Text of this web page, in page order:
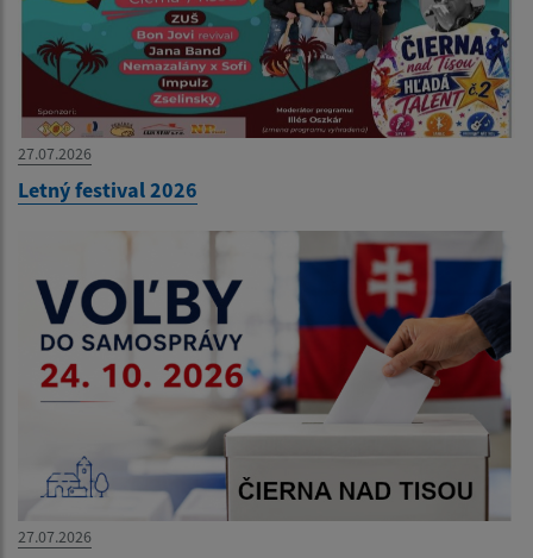
27.07.2026
Letný festival 2026
27.07.2026